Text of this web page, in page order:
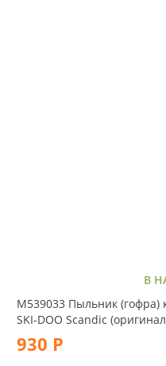
В
M539033 Пыльник (гофра)
SKI-DOO Scandic
930 Р